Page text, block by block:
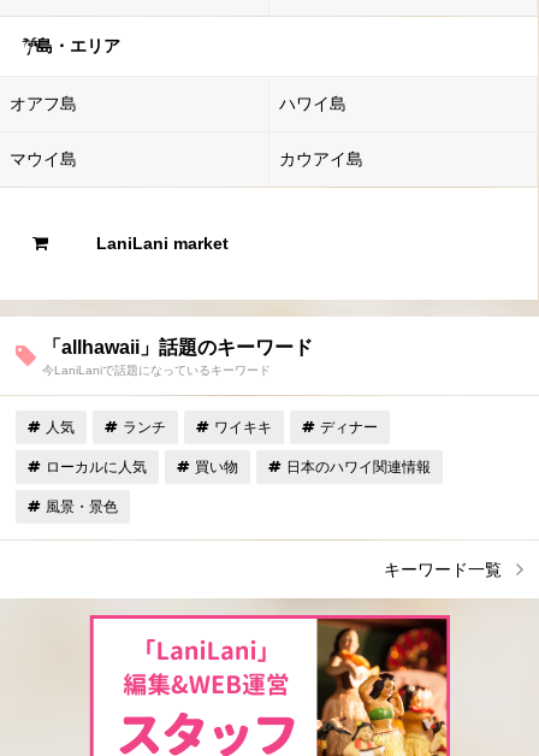
島・エリア
オアフ島 ハワイ島
マウイ島 カウアイ島
LaniLani market
「allhawaii」話題のキーワード
今LaniLaniで話題になっているキーワード
人気 ランチ ワイキキ ディナー
ローカルに人気 買い物 日本のハワイ関連情報
風景・景色
キーワード一覧